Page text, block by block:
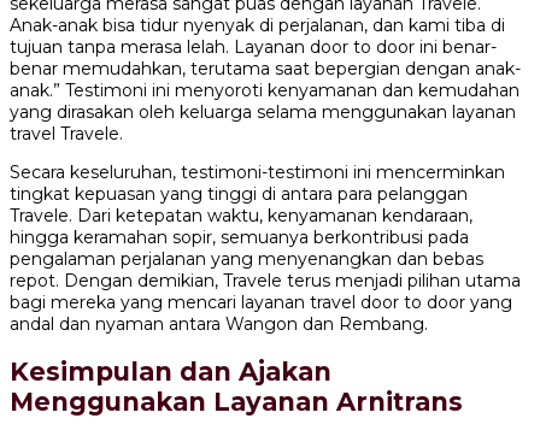
Anak-anak bisa tidur nyenyak di perjalanan, dan kami tiba di
tujuan tanpa merasa lelah. Layanan door to door ini benar-
benar memudahkan, terutama saat bepergian dengan anak-
anak.” Testimoni ini menyoroti kenyamanan dan kemudahan
yang dirasakan oleh keluarga selama menggunakan layanan
travel Travele.
Secara keseluruhan, testimoni-testimoni ini mencerminkan
tingkat kepuasan yang tinggi di antara para pelanggan
Travele. Dari ketepatan waktu, kenyamanan kendaraan,
hingga keramahan sopir, semuanya berkontribusi pada
pengalaman perjalanan yang menyenangkan dan bebas
repot. Dengan demikian, Travele terus menjadi pilihan utama
bagi mereka yang mencari layanan travel door to door yang
andal dan nyaman antara Wangon dan Rembang.
Kesimpulan dan Ajakan
Menggunakan Layanan Arnitrans